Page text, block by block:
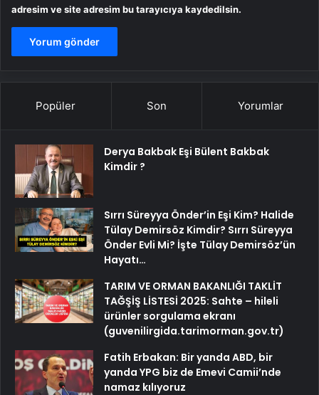
adresim ve site adresim bu tarayıcıya kaydedilsin.
Popüler Son Yorumlar
Derya Bakbak Eşi Bülent Bakbak
Kimdir ?
Sırrı Süreyya Önder’in Eşi Kim? Halide
Tülay Demirsöz Kimdir? Sırrı Süreyya
Önder Evli Mi? İşte Tülay Demirsöz’ün
Hayatı…
TARIM VE ORMAN BAKANLIĞI TAKLİT
TAĞŞİŞ LİSTESİ 2025: Sahte – hileli
ürünler sorgulama ekranı
(guvenilirgida.tarimorman.gov.tr)
Fatih Erbakan: Bir yanda ABD, bir
yanda YPG biz de Emevi Camii’nde
namaz kılıyoruz